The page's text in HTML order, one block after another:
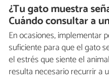
¿Tu gato muestra
Cuándo consultar a
En ocasiones, implementar
suficiente para que el gato
el estrés que siente el
resulta necesario recurrir a